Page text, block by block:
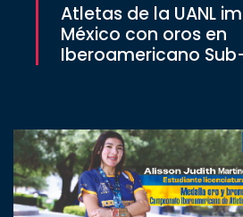
Atletas de la UANL
México con oros en
Iberoamericano